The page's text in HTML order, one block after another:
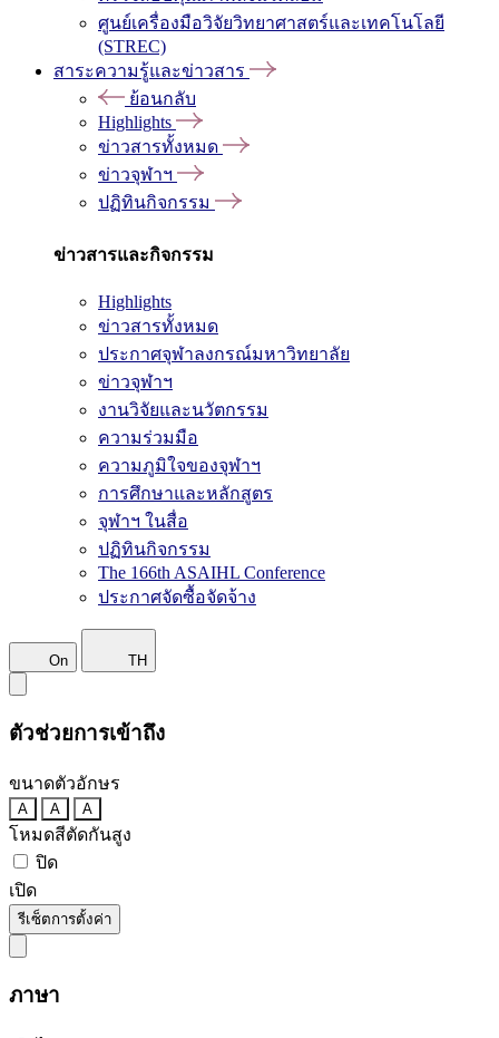
ศูนย์เครื่องมือวิจัยวิทยาศาสตร์และเทคโนโลยี
(STREC)
สาระความรู้และข่าวสาร
ย้อนกลับ
Highlights
ข่าวสารทั้งหมด
ข่าวจุฬาฯ
ปฏิทินกิจกรรม
ข่าวสารและกิจกรรม
Highlights
ข่าวสารทั้งหมด
ประกาศจุฬาลงกรณ์มหาวิทยาลัย
ข่าวจุฬาฯ
งานวิจัยและนวัตกรรม
ความร่วมมือ
ความภูมิใจของจุฬาฯ
การศึกษาและหลักสูตร
จุฬาฯ ในสื่อ
ปฏิทินกิจกรรม
The 166th ASAIHL Conference
ประกาศจัดซื้อจัดจ้าง
On TH
ตัวช่วยการเข้าถึง
ขนาดตัวอักษร
A A A
โหมดสีตัดกันสูง
ปิด
เปิด
รีเซ็ตการตั้งค่า
ภาษา